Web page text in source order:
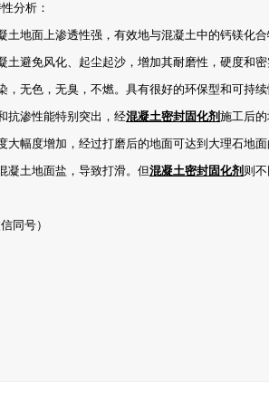
分析：
土地面上渗透性强，有效地与混凝土中的钙镁化
土避免风化、起尘起沙，增加其耐磨性，硬度和密
，无色，无臭，不燃。具有很好的环保型和可持续
抗渗性能特别突出，经混凝土密封固化剂施工后
大幅度增加，经过打磨后的地面可达到大理石地
土地面盐，导致打滑。但混凝土密封固化剂 则
同号）